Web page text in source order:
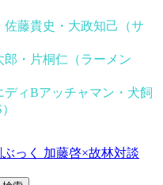
貴史・大政知己（サ
・片桐仁（ラーメン
アッチャマン・犬飼
っく 加藤啓×故林対談